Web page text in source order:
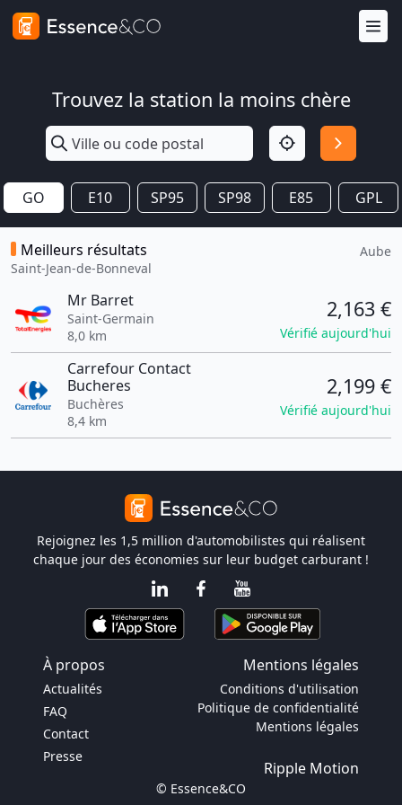
Trouvez la station la moins chère
GO E10 SP95 SP98 E85 GPL
Meilleurs résultats
Saint-Jean-de-Bonneval
Aube
Mr Barret
Saint-Germain
8,0 km
2,163 €
Vérifié aujourd'hui
Carrefour Contact
Bucheres
Buchères
8,4 km
2,199 €
Vérifié aujourd'hui
Rejoignez les 1,5 million d'automobilistes qui réalisent
chaque jour des économies sur leur budget carburant !
À propos Mentions légales
Actualités
FAQ
Contact
Presse
Conditions d'utilisation
Politique de confidentialité
Mentions légales
Ripple Motion
© Essence&CO